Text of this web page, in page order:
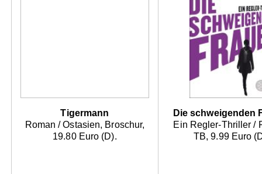
Tigermann
Roman / Ostasien, Broschur,
19.80 Euro (D).
Die schweigenden
Ein Regler-Thriller /
TB, 9.99 Euro